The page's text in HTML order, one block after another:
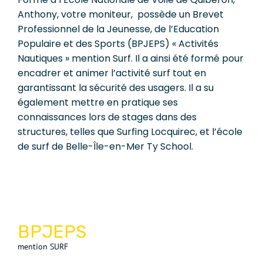
Anthony, votre moniteur, possède un Brevet
Professionnel de la Jeunesse, de l’Education
Populaire et des Sports (BPJEPS) « Activités
Nautiques » mention Surf. Il a ainsi été formé pour
encadrer et animer l’activité surf tout en
garantissant la sécurité des usagers. Il a su
également mettre en pratique ses
connaissances lors de stages dans des
structures, telles que Surfing Locquirec, et l’école
de surf de Belle-Île-en-Mer Ty School.
BPJEPS
mention SURF